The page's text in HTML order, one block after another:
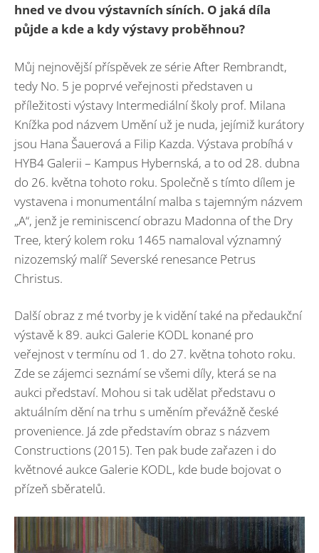
hned ve dvou výstavních síních. O jaká díla
půjde a kde a kdy výstavy proběhnou?
Můj nejnovější příspěvek ze série After Rembrandt,
tedy No. 5 je poprvé veřejnosti představen u
příležitosti výstavy Intermediální školy prof. Milana
Knížka pod názvem Umění už je nuda, jejímiž kurátory
jsou Hana Šauerová a Filip Kazda. Výstava probíhá v
HYB4 Galerii – Kampus Hybernská, a to od 28. dubna
do 26. května tohoto roku. Společně s tímto dílem je
vystavena i monumentální malba s tajemným názvem
„A“, jenž je reminiscencí obrazu Madonna of the Dry
Tree, který kolem roku 1465 namaloval významný
nizozemský malíř Severské renesance Petrus
Christus.
Další obraz z mé tvorby je k vidění také na předaukční
výstavě k 89. aukci Galerie KODL konané pro
veřejnost v termínu od 1. do 27. května tohoto roku.
Zde se zájemci seznámí se všemi díly, která se na
aukci představí. Mohou si tak udělat představu o
aktuálním dění na trhu s uměním převážně české
provenience. Já zde představím obraz s názvem
Constructions (2015). Ten pak bude zařazen i do
květnové aukce Galerie KODL, kde bude bojovat o
přízeň sběratelů.